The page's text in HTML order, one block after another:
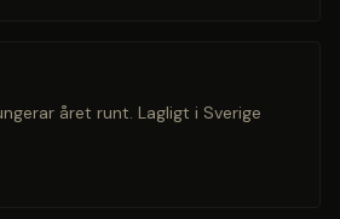
året runt. Lagligt i Sverige